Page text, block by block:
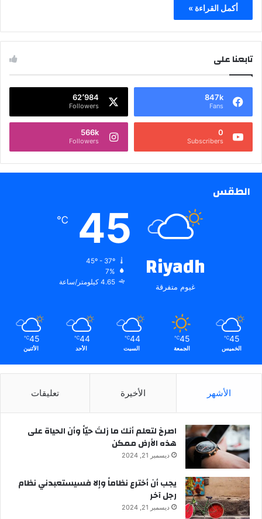
أكمل القراءة »
تابعنا على
847k
Fans
62٬984
Followers
0
Subscribers
566k
Followers
الطقس
Riyadh
غيوم متفرقة
45
℃
7%
4.65 كيلومتر/ساعة
45
℃
الخميس
45
℃
الجمعة
44
℃
السبت
44
℃
الأحد
45
℃
الأثنين
الأشهر الأخيرة تعليقات
‫اصرخ لتعلم أنك ما زلتَ حيّاً وأن الحياة على
هذه الأرض ممكن
ديسمبر 21, 2024
يجب أن أخترع نظاماً وإلا فسيستعبدني نظام
رجل آخر
ديسمبر 21, 2024